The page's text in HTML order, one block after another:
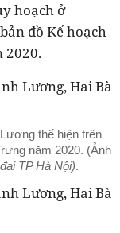
hoạch ở
đồ Kế hoạch
2020.
thể hiện trên
năm 2020. (Ảnh
TP Hà Nội).